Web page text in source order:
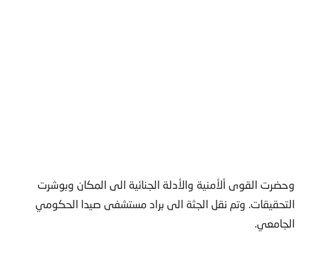
وحضرت القوى ألأمنية والأدلة الجنائية الى المكان وبوشرت
التحقيقات. وتم نقل الجثة الى براد مستشفى صيدا الحكومي
الجامعي.